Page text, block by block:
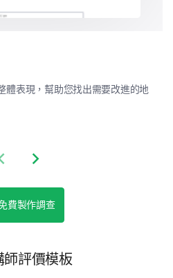
至10（非常清楚/非常相
材料的相關性和清晰度：
體表現，幫助您找出需要改進的地
slide
Next slide
費製作調查
師評價模板